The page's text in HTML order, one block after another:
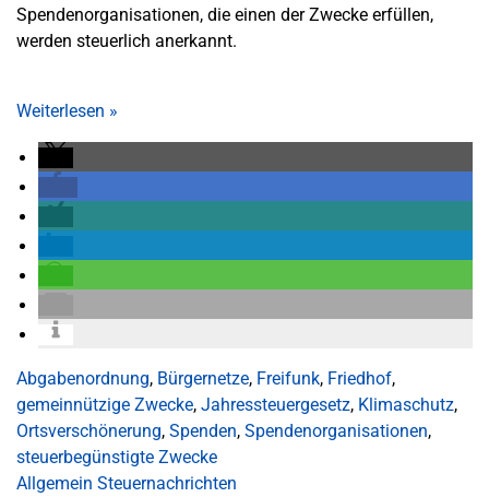
Spendenorganisationen, die einen der Zwecke erfüllen,
werden steuerlich anerkannt.
Weiterlesen »
Abgabenordnung, Bürgernetze, Freifunk, Friedhof,
gemeinnützige Zwecke, Jahressteuergesetz, Klimaschutz,
Ortsverschönerung, Spenden, Spendenorganisationen,
steuerbegünstigte Zwecke
Allgemein Steuernachrichten